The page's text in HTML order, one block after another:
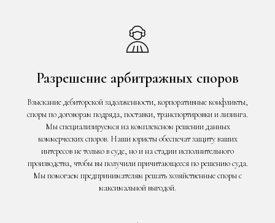
Разрешение арбитражных споров
Взыскание дебиторской задолженности, корпоративные конфликты,
споры по договорам подряда, поставки, транспортировки и лизинга.
Мы специализируемся на комплексном решении данных
коммерческих споров. Наши юристы обеспечат защиту ваших
интересов не только в суде, но и на стадии исполнительного
производства, чтобы вы получили причитающееся по решению суда.
Мы помогаем предпринимателям решать хозяйственные споры с
максимальной выгодой.